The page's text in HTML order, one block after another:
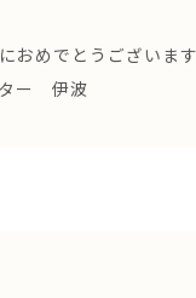
おめでとうございま
ター 伊波